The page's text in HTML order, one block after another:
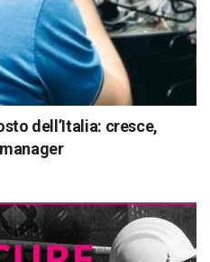
dell’Italia: cresce,